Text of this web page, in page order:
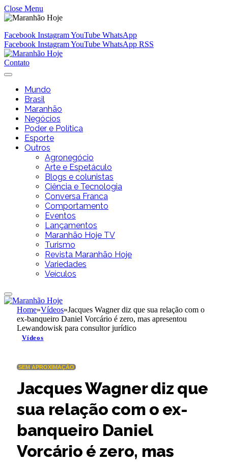
Close Menu
Facebook InstagramYouTube WhatsApp
Facebook InstagramYouTube WhatsApp RSS
Contato
Mundo
Brasil
Maranhão
Negócios
Poder e Política
Esporte
Outros
Agronegócio
Arte e Espetáculo
Blogs e colunistas
Ciência e Tecnologia
Conversa Franca
Comportamento
Eventos
Lançamentos
Maranhão Hoje TV
Turismo
Revista Maranhão Hoje
Variedades
Veículos
Home»Vídeos»Jacques Wagner diz que sua relação com o
ex-banqueiro Daniel Vorcário é zero, mas apresentou
Lewandowisk para consultor jurídico
Vídeos
SEM APROXIMAÇÃO
Jacques Wagner diz que
sua relação com o ex-
banqueiro Daniel
Vorcário é zero, mas